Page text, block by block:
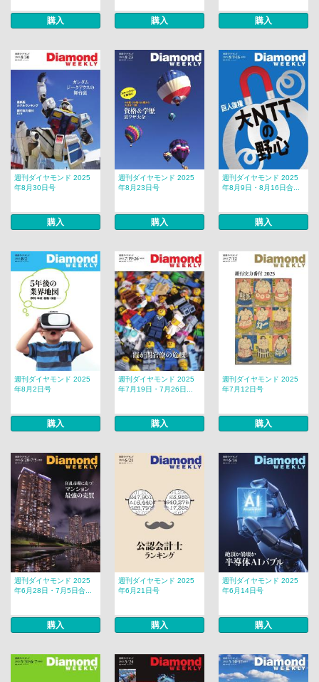
購入 購入 購入
週刊ダイヤモンド 2025
年8月30日号
購入
週刊ダイヤモンド 2025
年8月23日号
購入
週刊ダイヤモンド 2025
年8月9日・8月16日合...
購入
週刊ダイヤモンド 2025
年8月2日号
購入
週刊ダイヤモンド 2025
年7月19日・7月26日...
購入
週刊ダイヤモンド 2025
年7月12日号
購入
週刊ダイヤモンド 2025
年6月28日・7月5日合...
購入
週刊ダイヤモンド 2025
年6月21日号
購入
週刊ダイヤモンド 2025
年6月14日号
購入